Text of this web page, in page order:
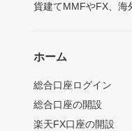
貨建てMMFやFX、海
ホーム
総合口座ログイン
総合口座の開設
楽天FX口座の開設